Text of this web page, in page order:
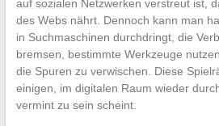
auf sozialen Netzwerken verstreut ist,
des Webs nährt. Dennoch kann man
in Suchmaschinen durchdringt, die
bremsen, bestimmte Werkzeuge
die Spuren zu verwischen. Diese
einigen, im digitalen Raum wieder
vermint zu sein scheint.